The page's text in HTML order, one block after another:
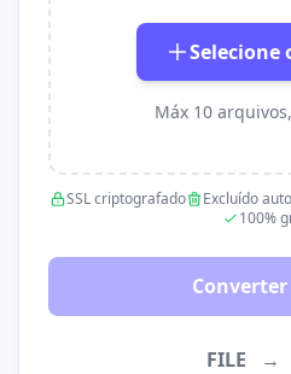
Selecione
Máx 10
SSL criptografado Excluído
100%
FILE →